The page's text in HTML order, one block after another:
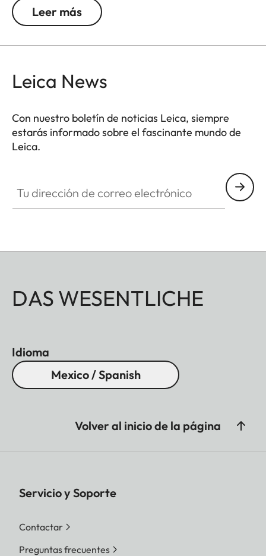
metal y la cámara. La correa está adornada con
un elegante tridimensional grabado del logo Leica
Leer más
Leica News
Con nuestro boletín de noticias Leica, siempre
estarás informado sobre el fascinante mundo de
Leica.
DAS WESENTLICHE
Idioma
Mexico / Spanish
Volver al inicio de la página
Servicio y Soporte
Contactar
Preguntas frecuentes